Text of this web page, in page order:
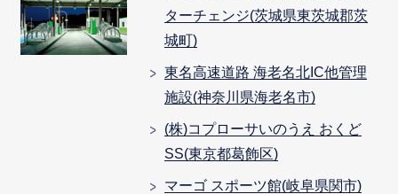
ターチェンジ(茨城県東茨城郡茨
城町)
東名高速道路 海老名北IC他管理
施設(神奈川県海老名市)
(株)コプローサいのうえ おくど
SS(東京都葛飾区)
マーゴ スポーツ館(岐阜県関市)